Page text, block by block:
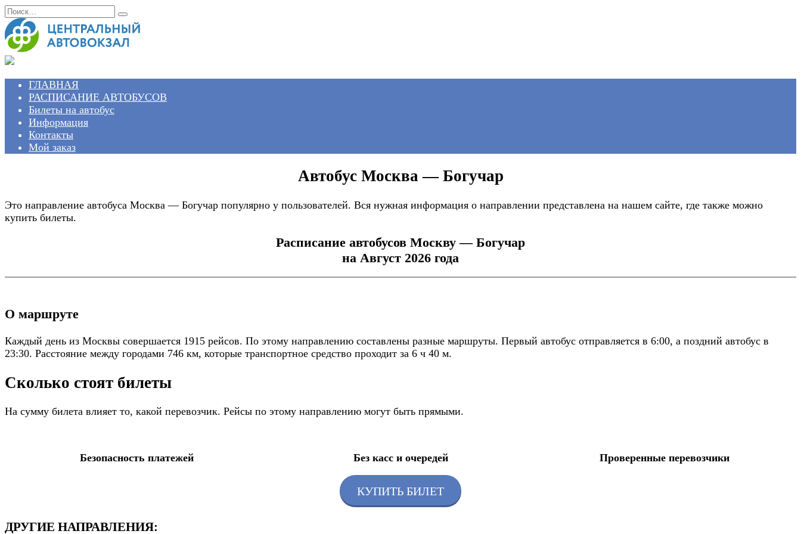
Перейти
к
содержанию
Search
for:
ГЛАВНАЯ
РАСПИСАНИЕ АВТОБУСОВ
Билеты на автобус
Информация
Контакты
Мой заказ
Автобус Москва — Богучар
Это направление автобуса Москва — Богучар популярно у пользователей. Вся нужная информация о направлении представлена на нашем сайте, где также можно
купить билеты.
Расписание автобусов Москву — Богучар
на Август 2026 года
О маршруте
Каждый день из Москвы совершается 1915 рейсов. По этому направлению составлены разные маршруты. Первый автобус отправляется в 6:00, а поздний автобус в
23:30. Расстояние между городами 746 км, которые транспортное средство проходит за 6 ч 40 м.
Сколько стоят билеты
На сумму билета влияет то, какой перевозчик. Рейсы по этому направлению могут быть прямыми.
Безопасность платежей Без касс и очередей Проверенные перевозчики
КУПИТЬ БИЛЕТ
ДРУГИЕ НАПРАВЛЕНИЯ: